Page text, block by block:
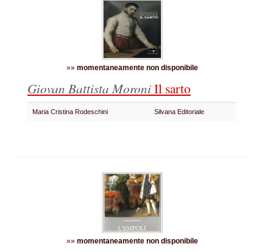
»» momentaneamente non disponibile
Giovan Battista MoroniIl sarto
Maria Cristina Rodeschini Silvana Editoriale
»» momentaneamente non disponibile